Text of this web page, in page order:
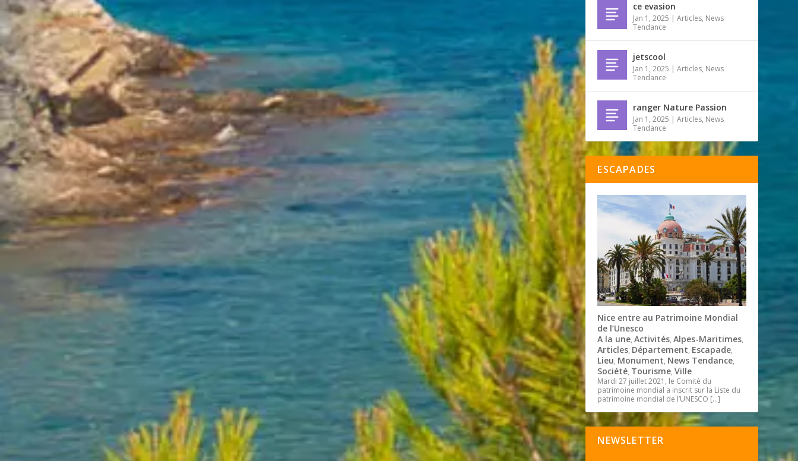
ce evasion
Jan 1, 2025 |Articles, News
Tendance
jetscool
Jan 1, 2025 |Articles, News
Tendance
ranger Nature Passion
Jan 1, 2025 |Articles, News
Tendance
ESCAPADES
Nice entre au Patrimoine Mondial
de l’Unesco
A la une,Activités,Alpes-Maritimes,
Articles, Département, Escapade,
Lieu, Monument, News Tendance,
Société, Tourisme,Ville
Mardi 27 juillet 2021, le Comité du
patrimoine mondial a inscrit sur la Liste du
patrimoine mondial de l’UNESCO […]
NEWSLETTER